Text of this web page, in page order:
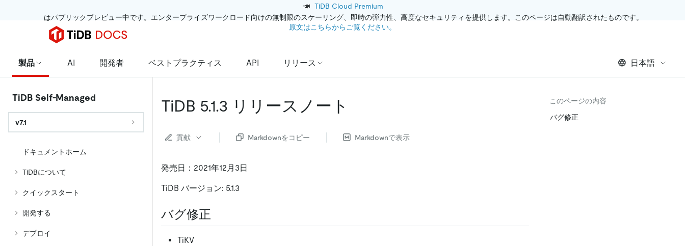
📣 TiDB Cloud Premium
はパブリックプレビュー中です。エンタープライズワークロード向けの無制限のスケーリング、即時の弾力性、高度なセキュリティを提供します。このページは自動翻訳されたものです。
原文はこちらからご覧ください。
製品 AI 開発者 ベストプラクティス API リリース 日本語
TiDB Self-Managed
v7.1
ドキュメントホーム
TiDBについて
クイックスタート
開発する
デプロイ
TiDB 5.1.3 リリースノート
貢献 Markdownをコピー Markdownで表示
発売日：2021年12月3日
TiDB バージョン: 5.1.3
バグ修正
TiKV
このページの内容
バグ修正